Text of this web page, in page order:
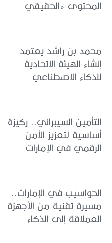
المحتوى «الحقيقي
محمد بن راشد يعتمد
إنشاء الهيئة الاتحادية
للذكاء الاصطناعي
التأمين السيبراني.. ركيزة
أساسية لتعزيز الأمن
الرقمي في الإمارات
الحواسيب في الإمارات..
مسيرة تقنية من الأجهزة
العملاقة إلى الذكاء